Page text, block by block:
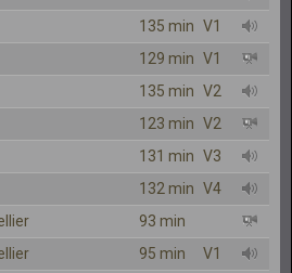
135 min V1
129 min V1
135 min V2
123 min V2
131 min V3
132 min V4
93 min
95 min
V1